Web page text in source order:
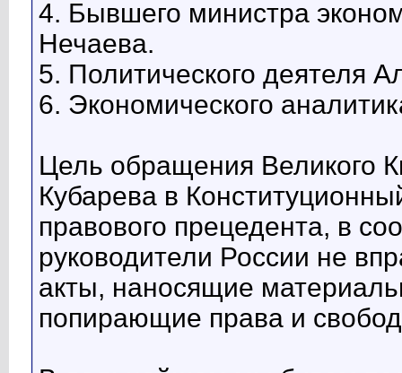
4. Бывшего министра
Нечаева.
5. Политического деятеля
6. Экономического
Цель обращения Великого
Кубарева в
правового прецедента, в
руководители России не
акты, наносящие
попирающие права и